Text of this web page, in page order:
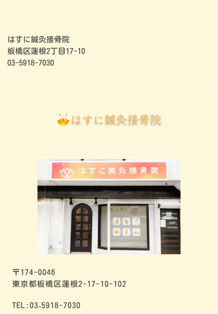
はすに鍼灸接骨院
板橋区蓮根2丁目17-10
03-5918-7030
〒174-0046
東京都板橋区蓮根2-17-10-102
TEL:03‐5918-7030